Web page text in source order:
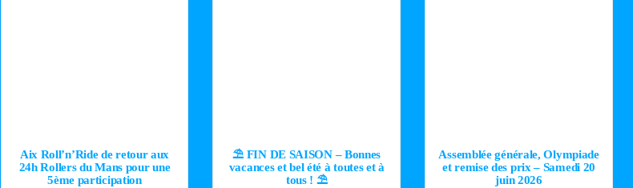
Aix Roll’n’Ride de retour aux
24h Rollers du Mans pour une
5ème participation
⛱️ FIN DE SAISON – Bonnes
vacances et bel été à toutes et à
tous ! ⛱️
Assemblée générale, Olympiade
et remise des prix – Samedi 20
juin 2026